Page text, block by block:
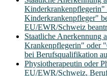
Kinderkrankenpflegerin"
Kinderkrankenpfleger"
EU/EWR/Schweiz
Staatliche Anerkennung
Krankenpflegerin" oder
bei Berufsqualifikation
Physiotherapeutin oder
EU/EWR/Schweiz,